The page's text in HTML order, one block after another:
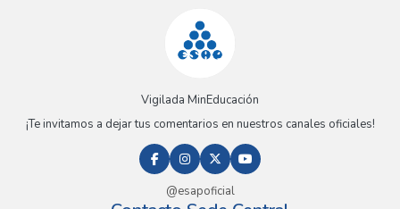
Vigilada MinEducación
¡Te invitamos a dejar tus comentarios en nuestros canales oficiales!
@esapoficial